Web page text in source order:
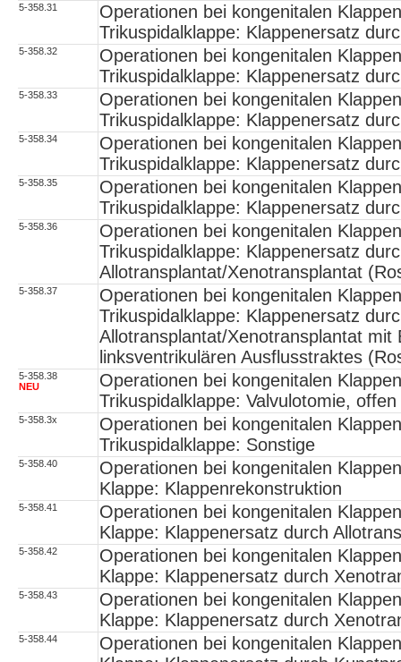
5-358.31
Operationen bei kongenitalen
Trikuspidalklappe: Klappenersatz
5-358.32
Operationen bei kongenitalen
Trikuspidalklappe: Klappenersatz
5-358.33
Operationen bei kongenitalen
Trikuspidalklappe: Klappenersatz
5-358.34
Operationen bei kongenitalen
Trikuspidalklappe: Klappenersatz
5-358.35
Operationen bei kongenitalen
Trikuspidalklappe: Klappenersatz
5-358.36
Operationen bei kongenitalen
Trikuspidalklappe: Klappenersatz
Allotransplantat/Xenotransplantat
5-358.37
Operationen bei kongenitalen
Trikuspidalklappe: Klappenersatz
Allotransplantat/Xenotransplantat mit
linksventrikulären Ausflusstraktes
5-358.38
NEU
Operationen bei kongenitalen
Trikuspidalklappe: Valvulotomie,
5-358.3x
Operationen bei kongenitalen
Trikuspidalklappe: Sonstige
5-358.40
Operationen bei kongenitalen
Klappe: Klappenrekonstruktion
5-358.41
Operationen bei kongenitalen
Klappe: Klappenersatz durch
5-358.42
Operationen bei kongenitalen
Klappe: Klappenersatz durch
5-358.43
Operationen bei kongenitalen
Klappe: Klappenersatz durch
5-358.44
Operationen bei kongenitalen